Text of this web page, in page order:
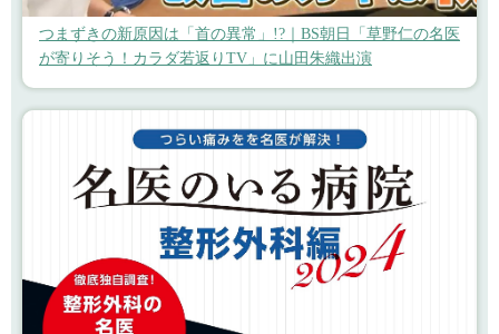
つまずきの新原因は「首の異常」!?｜BS朝日「草野仁の名医
が寄りそう！カラダ若返りTV」に山田朱織出演